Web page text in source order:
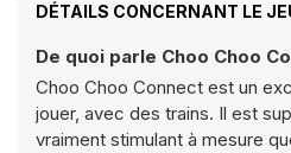
DÉTAILS CONCERNANT LE
De quoi parle Choo Choo
Choo Choo Connect est un
jouer, avec des trains. Il est
vraiment stimulant à mesure